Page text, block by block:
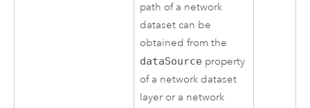
path of a network
dataset can be
obtained from the
dataSource property
of a network dataset
layer or a network